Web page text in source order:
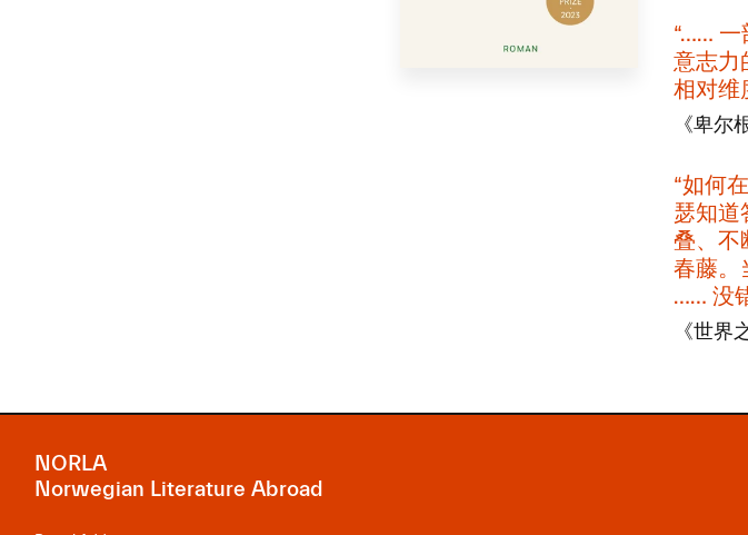
​“…… ​一
意志力
相对维
《卑尔
​“如何
瑟知
叠、​不
春藤。​
…… ​没
《世界
NORLA
Norwegian Literature Abroad